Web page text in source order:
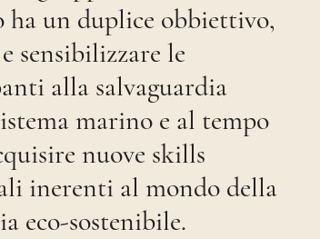
ha un duplice obbiettivo,
sensibilizzare le
alla salvaguardia
marino e al tempo
nuove skills
inerenti al mondo della
eco-sostenibile.